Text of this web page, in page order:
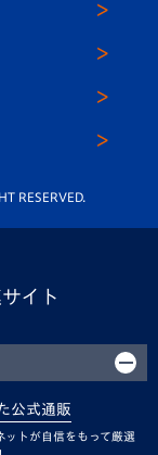
RESERVED.
イト
公式通販
ットが自信をもって厳選